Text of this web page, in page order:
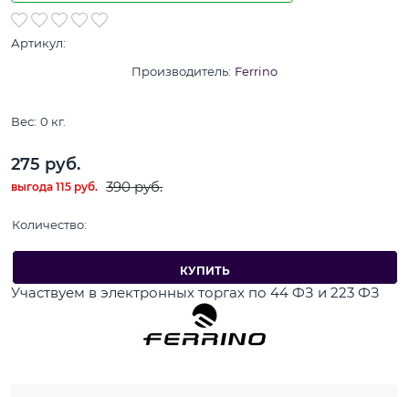
Артикул:
Производитель: Ferrino
Вес: 0 кг.
390 руб.
275 руб.
выгода 115 руб.
Количество:
КУПИТЬ
Участвуем в электронных торгах по 44 ФЗ и 223 ФЗ